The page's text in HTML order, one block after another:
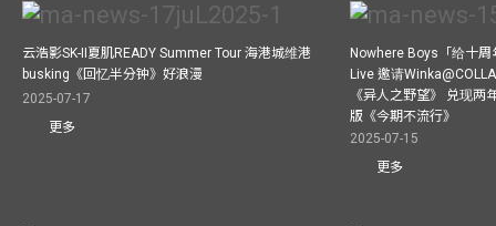
云浩影SK-II夏肌READY Summer Tour 海港城维港
busking《回忆半分钟》好浪漫
2025-07-17
更多
Nowhere Boys「给十
Live 邀请
《异人之野望》 兑现两
版《今期不流行》
2025-07-15
更多